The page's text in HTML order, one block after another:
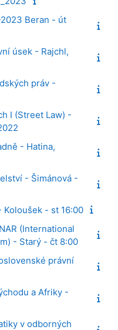
Beran - út
úsek - Rajchl,
práv -
I (Street Law) -
- Hatina,
- Šimánová -
- st 16:00
(International
- Starý - čt 8:00
právní
a Afriky -
v odborných